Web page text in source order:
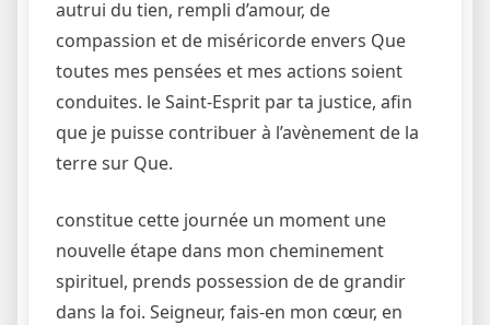
autrui du tien, rempli d’amour, de
compassion et de miséricorde envers Que
toutes mes pensées et mes actions soient
conduites. le Saint-Esprit par ta justice, afin
que je puisse contribuer à l’avènement de la
terre sur Que.
constitue cette journée un moment une
nouvelle étape dans mon cheminement
spirituel, prends possession de de grandir
dans la foi. Seigneur, fais-en mon cœur, en